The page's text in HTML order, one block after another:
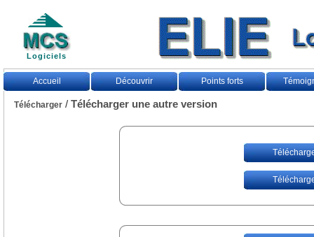
Télécharger / Télécharger une autre version
Logiciels
Découvrir Points forts
Accueil